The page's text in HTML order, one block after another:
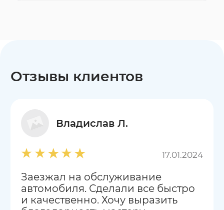
Отзывы клиентов
Владислав Л.
17.01.2024
Заезжал на обслуживание
автомобиля. Сделали все быстро
и качественно. Хочу выразить